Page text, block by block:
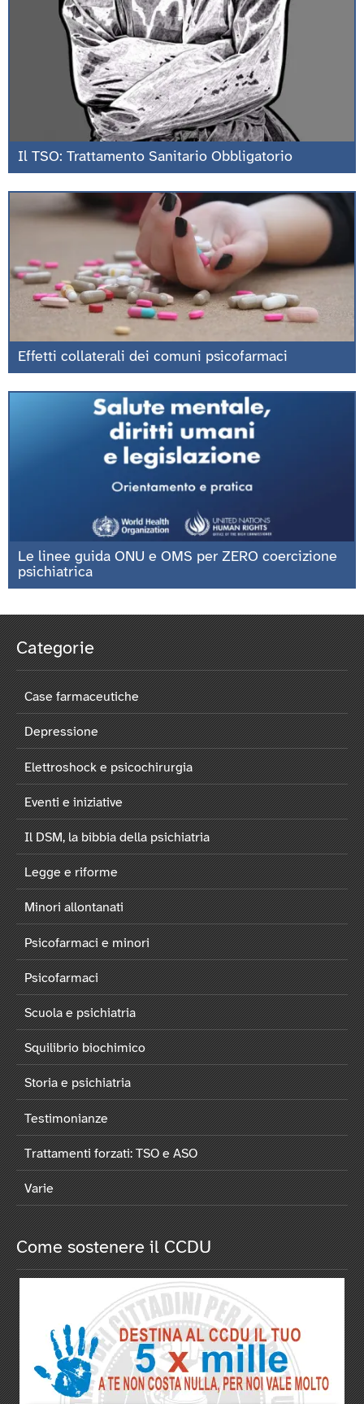
Il TSO: Trattamento Sanitario Obbligatorio
Effetti collaterali dei comuni psicofarmaci
Le linee guida ONU e OMS per ZERO coercizione
psichiatrica
Categorie
Case farmaceutiche
Depressione
Elettroshock e psicochirurgia
Eventi e iniziative
Il DSM, la bibbia della psichiatria
Legge e riforme
Minori allontanati
Psicofarmaci e minori
Psicofarmaci
Scuola e psichiatria
Squilibrio biochimico
Storia e psichiatria
Testimonianze
Trattamenti forzati: TSO e ASO
Varie
Come sostenere il CCDU